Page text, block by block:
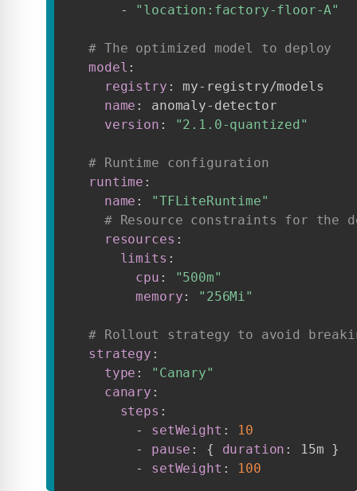
-
"location:factory-floor-A"
# The optimized model to deploy
model :
registry : my- registry/models
name : anomaly- detector
version : "2.1.0-quantized"
# Runtime configuration
runtime :
name :
"TFLiteRuntime"
# Resource constraints for the
resources :
limits :
cpu :
"500m"
memory: "256Mi"
# Rollout strategy to avoid
strategy :
type :
"Canary"
canary :
steps :
-
setWeight :
10
-
pause : { duration : 15m }
-
setWeight : 100